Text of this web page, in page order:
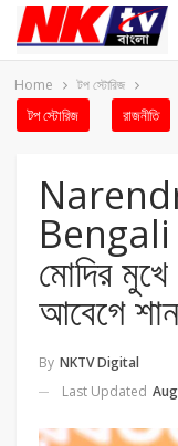
Home টপ স্টোরিজ
টপ স্টোরিজ রাজনীতি
Bengali
মোদির মুখে
আবেগে
By NKTV Digital
Last Updated